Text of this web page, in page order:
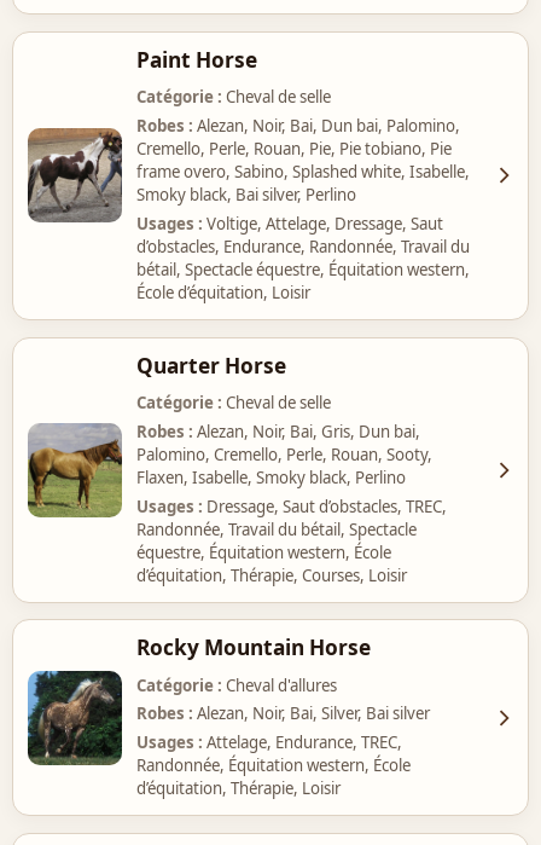
Paint Horse
Catégorie Cheval de selle
Robes
Alezan, Noir, Bai, Dun bai, Palomino,
Cremello, Perle, Rouan, Pie, Pie tobiano, Pie
frame overo, Sabino, Splashed white, Isabelle,
Smoky black, Bai silver, Perlino
Usages
Voltige, Attelage, Dressage, Saut
d’obstacles, Endurance, Randonnée, Travail du
bétail, Spectacle équestre, Équitation western,
École d’équitation, Loisir
Quarter Horse
Catégorie Cheval de selle
Robes
Alezan, Noir, Bai, Gris, Dun bai,
Palomino, Cremello, Perle, Rouan, Sooty,
Flaxen, Isabelle, Smoky black, Perlino
Usages
Dressage, Saut d’obstacles, TREC,
Randonnée, Travail du bétail, Spectacle
équestre, Équitation western, École
d’équitation, Thérapie, Courses, Loisir
Rocky Mountain Horse
Catégorie Cheval d'allures
Robes
Alezan, Noir, Bai, Silver, Bai silver
Usages
Attelage, Endurance, TREC,
Randonnée, Équitation western, École
d’équitation, Thérapie, Loisir